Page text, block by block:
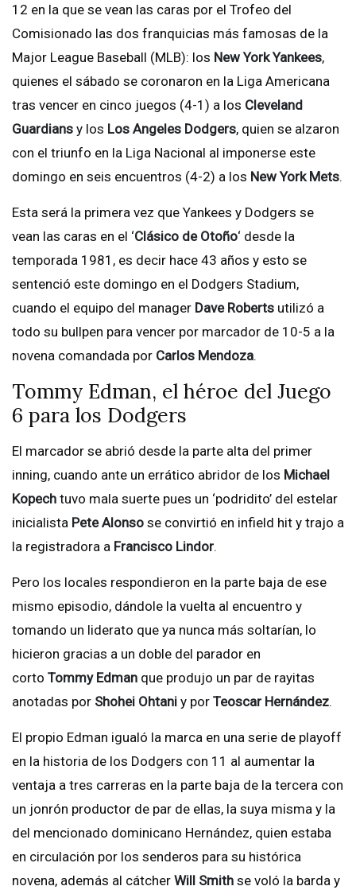
12 en la que se vean las caras por el Trofeo del
Comisionado las dos franquicias más famosas de la
Major League Baseball (MLB): los New York Yankees,
quienes el sábado se coronaron en la Liga Americana
tras vencer en cinco juegos (4-1) a los Cleveland
Guardians y los Los Angeles Dodgers, quien se alzaron
con el triunfo en la Liga Nacional al imponerse este
domingo en seis encuentros (4-2) a los New York Mets.
Esta será la primera vez que Yankees y Dodgers se
vean las caras en el ‘Clásico de Otoño‘ desde la
temporada 1981, es decir hace 43 años y esto se
sentenció este domingo en el Dodgers Stadium,
cuando el equipo del manager Dave Roberts utilizó a
todo su bullpen para vencer por marcador de 10-5 a la
novena comandada por Carlos Mendoza.
Tommy Edman, el héroe del Juego
6 para los Dodgers
El marcador se abrió desde la parte alta del primer
inning, cuando ante un errático abridor de los Michael
Kopech tuvo mala suerte pues un ‘podridito’ del estelar
inicialista Pete Alonso se convirtió en infield hit y trajo a
la registradora a Francisco Lindor.
Pero los locales respondieron en la parte baja de ese
mismo episodio, dándole la vuelta al encuentro y
tomando un liderato que ya nunca más soltarían, lo
hicieron gracias a un doble del parador en
corto Tommy Edman que produjo un par de rayitas
anotadas por Shohei Ohtani y por Teoscar Hernández.
El propio Edman igualó la marca en una serie de playoff
en la historia de los Dodgers con 11 al aumentar la
ventaja a tres carreras en la parte baja de la tercera con
un jonrón productor de par de ellas, la suya misma y la
del mencionado dominicano Hernández, quien estaba
en circulación por los senderos para su histórica
novena, además al cátcher Will Smith se voló la barda y